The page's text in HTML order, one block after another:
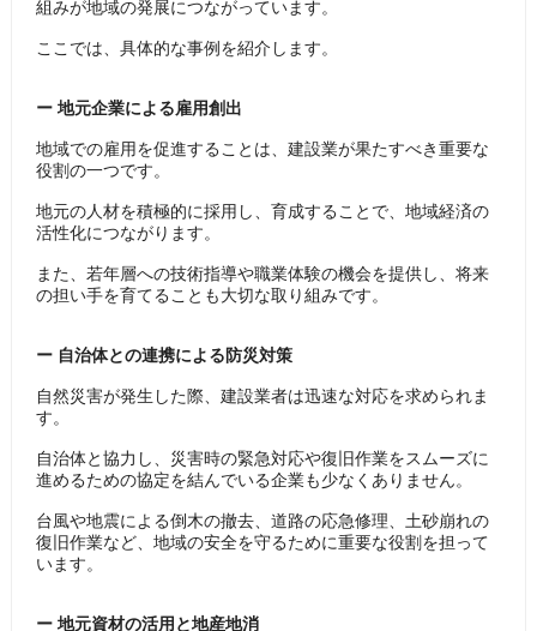
組みが地域の発展につながっています。
ここでは、具体的な事例を紹介します。
ー 地元企業による雇用創出
地域での雇用を促進することは、建設業が果たすべき重要な
役割の一つです。
地元の人材を積極的に採用し、育成することで、地域経済の
活性化につながります。
また、若年層への技術指導や職業体験の機会を提供し、将来
の担い手を育てることも大切な取り組みです。
ー 自治体との連携による防災対策
自然災害が発生した際、建設業者は迅速な対応を求められま
す。
自治体と協力し、災害時の緊急対応や復旧作業をスムーズに
進めるための協定を結んでいる企業も少なくありません。
台風や地震による倒木の撤去、道路の応急修理、土砂崩れの
復旧作業など、地域の安全を守るために重要な役割を担って
います。
ー 地元資材の活用と地産地消